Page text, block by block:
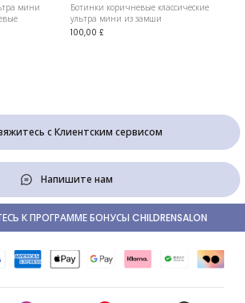
мини
Ботинки коричневые классические
ультра мини из замши
100,00 £
с Клиентским сервисом
Напишите нам
К ПРОГРАММЕ БОНУСЫ CHILDRENSALON